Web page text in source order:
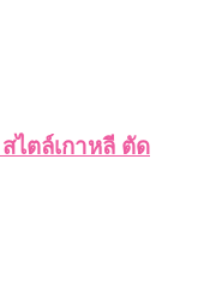
ไตล์เกาหลี ตัด